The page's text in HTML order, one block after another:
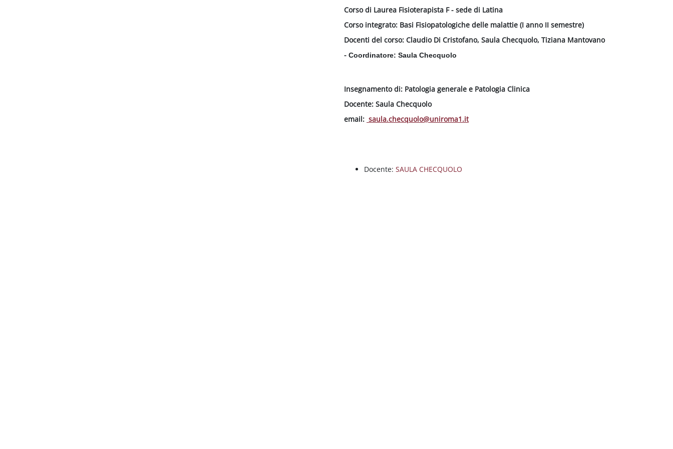
Corso di Laurea Fisioterapista F - sede di Latina
Corso integrato: Basi Fisiopatologiche delle malattie (I anno II semestre)
Docenti del corso: Claudio Di Cristofano, Saula Checquolo, Tiziana Mantovano
- Coordinatore: Saula Checquolo
Insegnamento di: Patologia generale e Patologia Clinica
Docente: Saula Checquolo
email: saula.checquolo@uniroma1.it
Docente: SAULA CHECQUOLO